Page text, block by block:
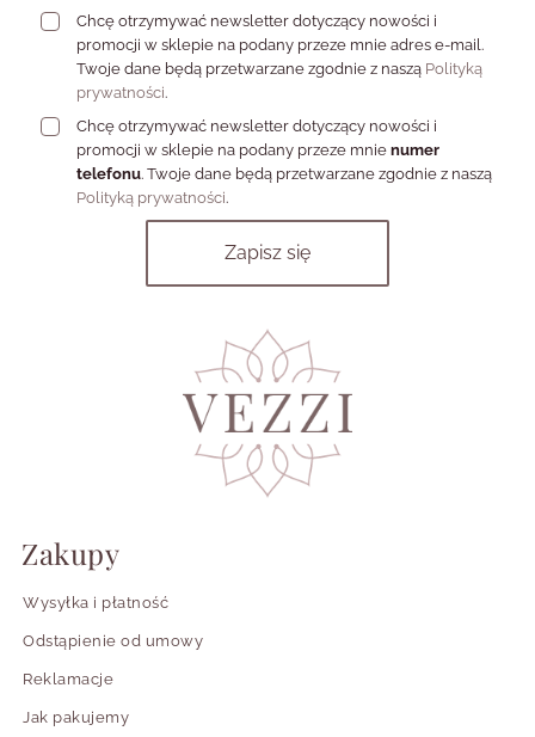
Chcę otrzymywać newsletter dotyczący nowości i
promocji w sklepie na podany przeze mnie adres e-mail.
Twoje dane będą przetwarzane zgodnie z naszą Polityką
prywatności.
Chcę otrzymywać newsletter dotyczący nowości i
promocji w sklepie na podany przeze mnie numer
telefonu. Twoje dane będą przetwarzane zgodnie z naszą
Polityką prywatności.
Zakupy
Wysyłka i płatność
Odstąpienie od umowy
Reklamacje
Jak pakujemy